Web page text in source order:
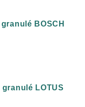
BOSCH
LOTUS